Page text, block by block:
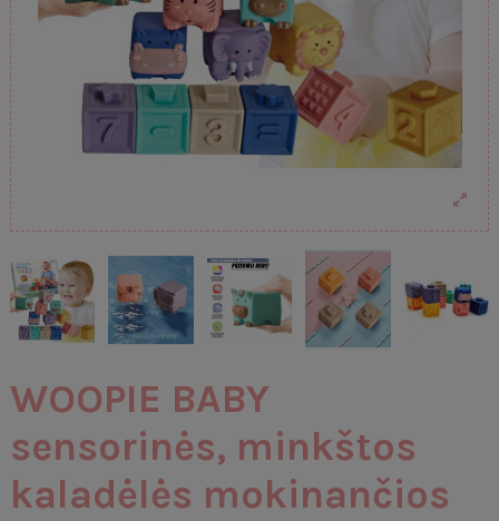
WOOPIE BABY
sensorinės, minkštos
kaladėlės mokinančios